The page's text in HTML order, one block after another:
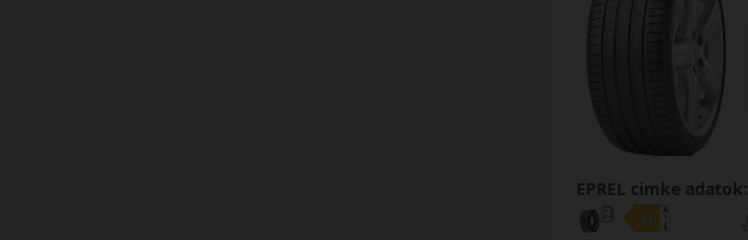
EPREL cimke adatok: